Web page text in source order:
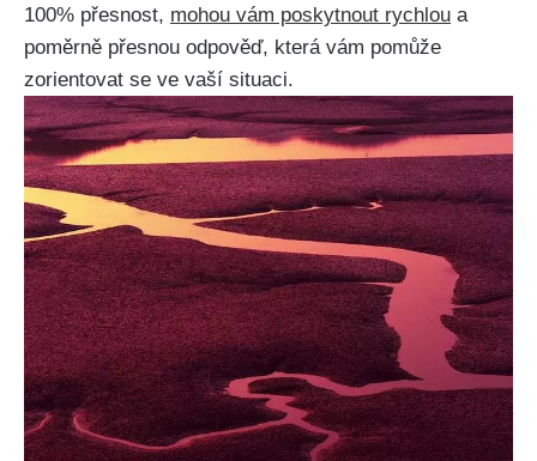
100% přesnost, mohou vám poskytnout rychlou a
poměrně přesnou odpověď, která vám pomůže
zorientovat se ve vaší situaci.